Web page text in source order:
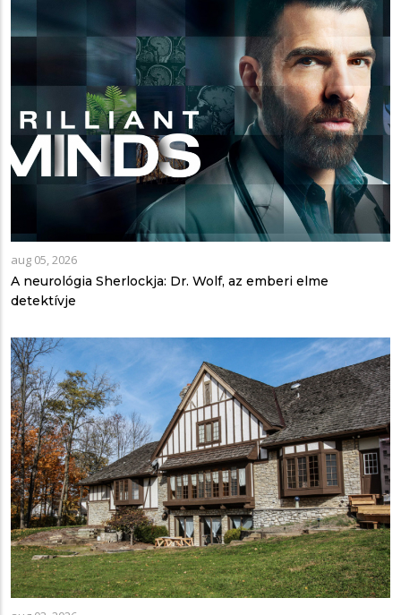
aug 05, 2026
A neurológia Sherlockja: Dr. Wolf, az emberi elme
detektívje